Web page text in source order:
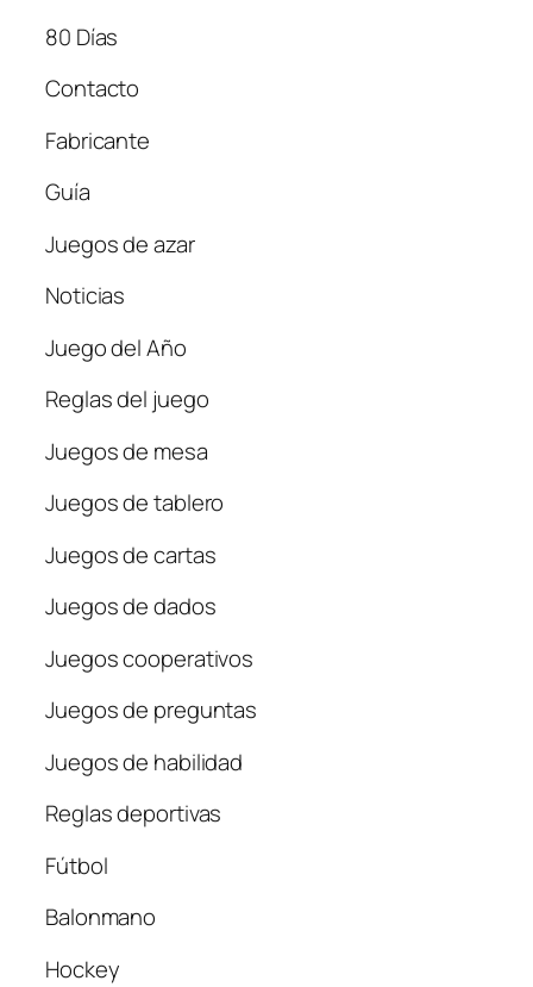
80 Días
Contacto
Fabricante
Guía
Juegos de azar
Noticias
Juego del Año
Reglas del juego
Juegos de mesa
Juegos de tablero
Juegos de cartas
Juegos de dados
Juegos cooperativos
Juegos de preguntas
Juegos de habilidad
Reglas deportivas
Fútbol
Balonmano
Hockey